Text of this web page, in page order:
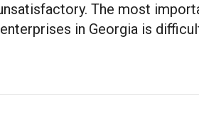
The most
in Georgia is